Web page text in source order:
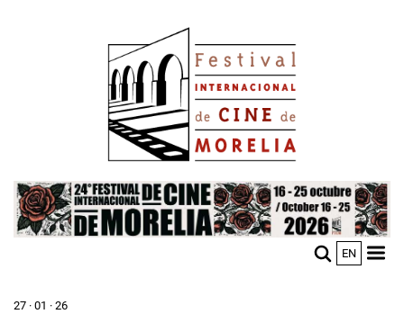
Image
EN
27 · 01 · 26